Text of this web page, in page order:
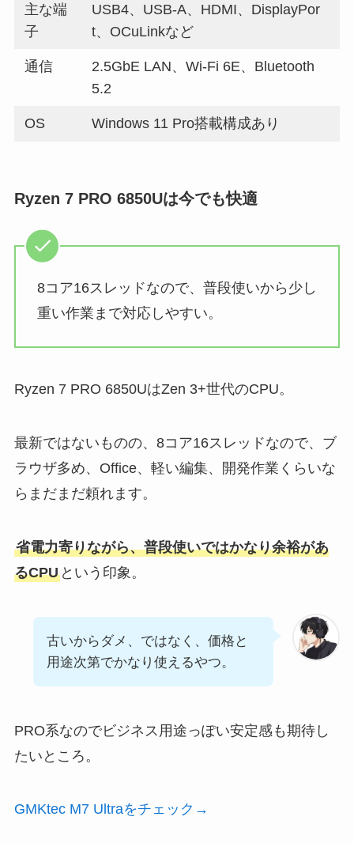
主な端
子
USB4、USB-A、HDMI、DisplayPor
t、OCuLinkなど
通信
2.5GbE LAN、Wi-Fi 6E、Bluetooth
5.2
OS Windows 11 Pro搭載構成あり
Ryzen 7 PRO 6850Uは今でも快適
8コア16スレッドなので、普段使いから少し
重い作業まで対応しやすい。
Ryzen 7 PRO 6850UはZen 3+世代のCPU。
最新ではないものの、8コア16スレッドなので、ブ
ラウザ多め、Office、軽い編集、開発作業くらいな
らまだまだ頼れます。
省電力寄りながら、普段使いではかなり余裕があ
るCPUという印象。
古いからダメ、ではなく、価格と
用途次第でかなり使えるやつ。
PRO系なのでビジネス用途っぽい安定感も期待し
たいところ。
GMKtec M7 Ultraをチェック→